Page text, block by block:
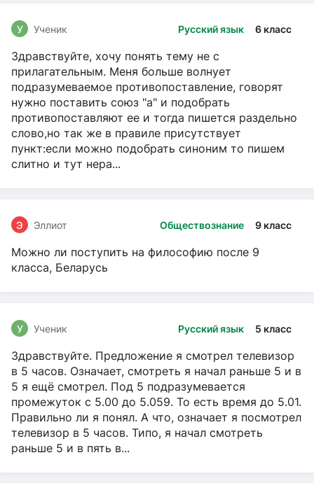
Русский язык 6 класс
У Ученик
Здравствуйте, хочу понять тему не с
прилагательным. Меня больше волнует
подразумеваемое противопоставление, говорят
нужно поставить союз "а" и подобрать
противопоставляют ее и тогда пишется раздельно
слово,но так же в правиле присутствует
пункт:если можно подобрать синоним то пишем
слитно и тут нера...
Обществознание 9 класс
Э Эллиот
Можно ли поступить на философию после 9
класса, Беларусь
Русский язык 5 класс
У Ученик
Здравствуйте. Предложение я смотрел телевизор
в 5 часов. Означает, смотреть я начал раньше 5 и в
5 я ещё смотрел. Под 5 подразумевается
промежуток с 5.00 до 5.059. То есть время до 5.01.
Правильно ли я понял. А что, означает я посмотрел
телевизор в 5 часов. Типо, я начал смотреть
раньше 5 и в пять в...